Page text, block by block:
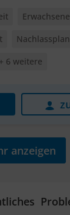
+ 6 weitere
anzeigen